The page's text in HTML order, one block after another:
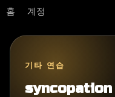
홈 계정
기타 연습